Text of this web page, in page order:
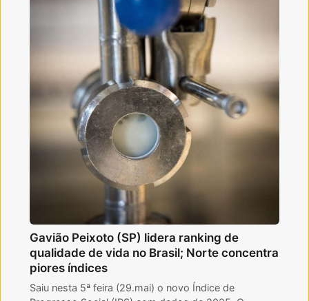
Gavião Peixoto (SP) lidera ranking de
qualidade de vida no Brasil; Norte concentra
piores índices
Saiu nesta 5ª feira (29.mai) o novo Índice de